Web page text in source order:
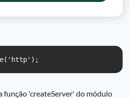
função 'createServer' do módulo